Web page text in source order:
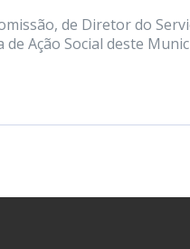
de Diretor do
Ação Social deste